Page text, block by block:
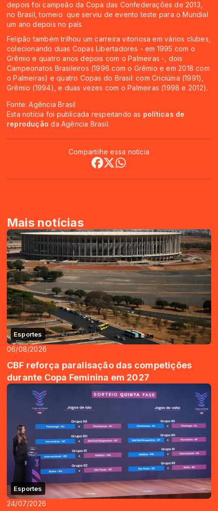
depois foi campeão da Copa das Confederações de 2013,
no Brasil, torneio que serviu de evento teste para o Mundial
um ano depois no país.
Felipão também trilhou um carreira vitoriosa em vários clubes,
colecionando duas Copas Libertadores - em 1995 com o
Grêmio e quatro anos depois com o Palmeiras -, dois
Campeonatos Brasileiros (1996 com o Grêmio e em 2018 com
o Palmeiras) e quatro Copas do Brasil: com Criciúma (1991),
Grêmio (1994), e duas vezes com o Palmeiras (1998 e 2012).
Fonte: Agência Brasil
Esta notícia foi publicada respeitando as políticas de
reprodução da Agência Brasil.
Compartilhe essa notícia
Mais notícias
Esportes
06/08/2026
CBF reforça paralisação das competições
durante Copa Feminina em 2027
Esportes
24/07/2026